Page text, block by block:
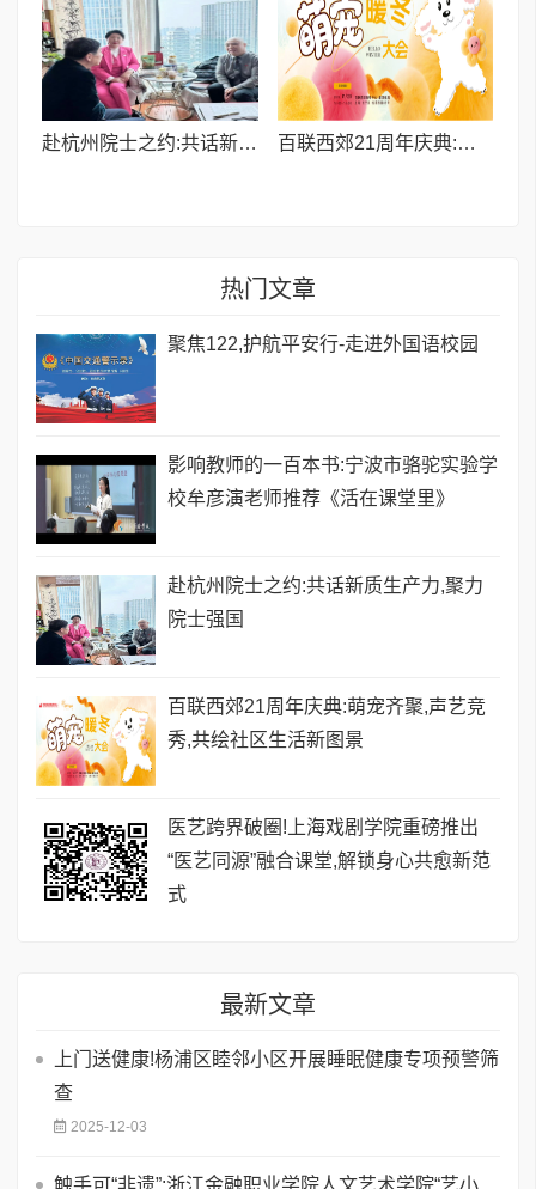
赴杭州院士之约:共话新质生产力,聚力院士强国 百联西郊21周年庆典:萌宠齐聚,声艺竞秀,共绘社区生活新图景
热门文章
聚焦122,护航平安行-走进外国语校园
影响教师的一百本书:宁波市骆驼实验学
校牟彦演老师推荐《活在课堂里》
赴杭州院士之约:共话新质生产力,聚力
院士强国
百联西郊21周年庆典:萌宠齐聚,声艺竞
秀,共绘社区生活新图景
医艺跨界破圈!上海戏剧学院重磅推出
“医艺同源”融合课堂,解锁身心共愈新范
式
最新文章
上门送健康!杨浦区睦邻小区开展睡眠健康专项预警筛
查
2025-12-03
触手可“非遗”:浙江金融职业学院人文艺术学院“艺小